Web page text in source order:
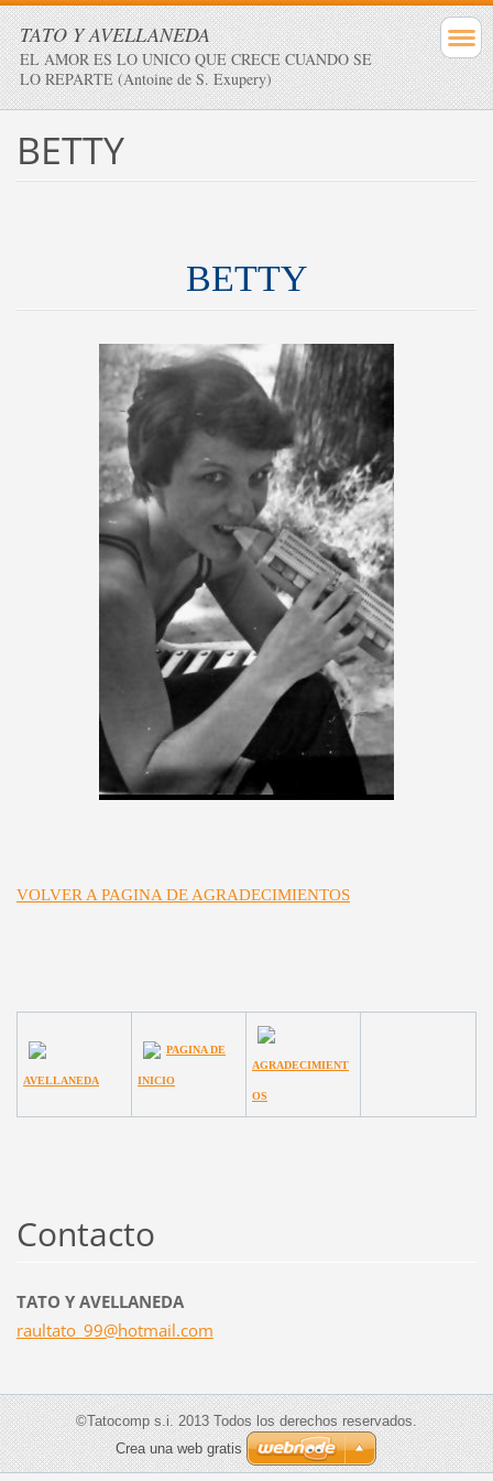
TATO Y AVELLANEDA
EL AMOR ES LO UNICO QUE CRECE CUANDO SE
LO REPARTE (Antoine de S. Exupery)
BETTY
BETTY
VOLVER A PAGINA DE AGRADECIMIENTOS
AVELLANEDA
PAGINA DE
INICIO
AGRADECIMIENT
OS
Contacto
TATO Y AVELLANEDA
raultato_99@hotmail.com
©Tatocomp s.i. 2013 Todos los derechos reservados.
Crea una web gratis